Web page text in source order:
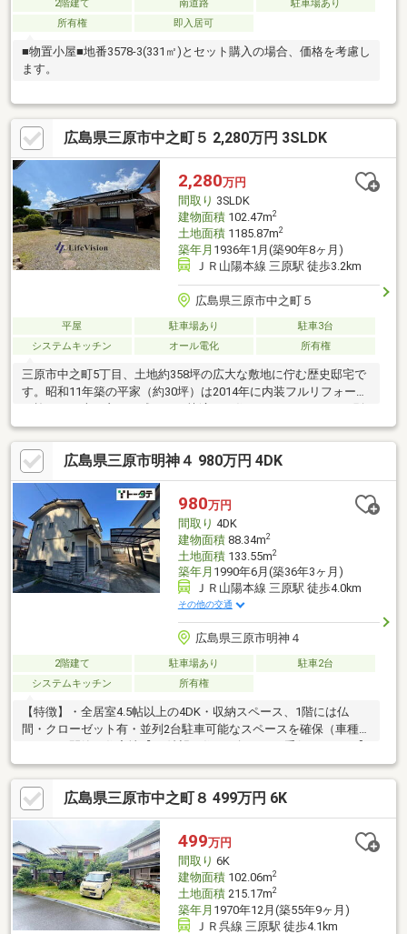
2階建て 南道路
駐車場あり
所有権
即入居可
■物置小屋■地番3578-3(331㎡)とセット購入の場合、価格を考慮し
ます。
広島県三原市中之町５ 2,280万円 3SLDK
2,280万円
間取り 3SLDK
建物面積102.47m2
土地面積1185.87m2
築年月 1936年1月(築90年8ヶ月)
ＪＲ山陽本線 三原駅 徒歩3.2km
広島県三原市中之町５
平屋 駐車場あり
駐車3台
システムキッチン
オール電化 所有権
三原市中之町5丁目、土地約358坪の広大な敷地に佇む歴史邸宅で
す。昭和11年築の平家（約30坪）は2014年に内装フルリフォーム
が施され、古き良さを残しつつ快適にお住まいいただけます。別
棟として昭和45年築の木造2階建（約26坪）を備え、用途の幅も
広がります。さらに明治18年築の蔵が残り、他にはない価値と風
格を感じられる点も魅力。住宅・二世帯・アトリエ・事業利用な
ど、多彩な活用が可能な希少物件です。
広島県三原市明神４ 980万円 4DK
980万円
間取り 4DK
建物面積88.34m2
土地面積133.55m2
築年月 1990年6月(築36年3ヶ月)
ＪＲ山陽本線 三原駅 徒歩4.0km
その他の交通
広島県三原市明神４
2階建て 駐車場あり
駐車2台
システムキッチン
所有権
【特徴】・全居室4.5帖以上の4DK・収納スペース、1階には仏
間・クローゼット有・並列2台駐車可能なスペースを確保（車種に
物件の詳細・ご相談はお気軽にお問い合わせください。
広島県三原市中之町８ 499万円 6K
499万円
間取り 6K
建物面積102.06m2
土地面積215.17m2
築年月 1970年12月(築55年9ヶ月)
ＪＲ呉線 三原駅 徒歩4.1km